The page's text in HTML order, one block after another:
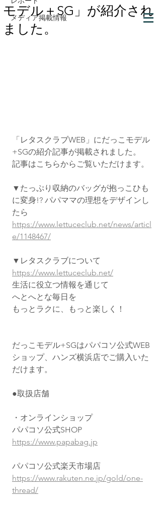
メディア掲載情報
モデル＋SG」が紹介され
ました。
「レタスクラブWEB」にだっこモデル
+SGの紹介記事が掲載されました。
記事はこちらからご覧いただけます。
▼たっぷり収納のバッグが抱っこひも
に変身!? パパママの理想をデザインし
たら
https://www.lettuceclub.net/news/articl
e/1148467/
▼レタスクラブについて
https://www.lettuceclub.net/
生活に役立つ情報を通じて
へとへとな毎日を
もっとラクに、もっと楽しく！
だっこモデル+SGはパパコソ公式WEB
ショップ、ハンズ横浜店でご購入いた
だけます。
●取扱店舗
・オンラインショップ
パパコソ公式SHOP
https://www.papabag.jp
パパコソ公式楽天市場店
https://www.rakuten.ne.jp/gold/one-
thread/